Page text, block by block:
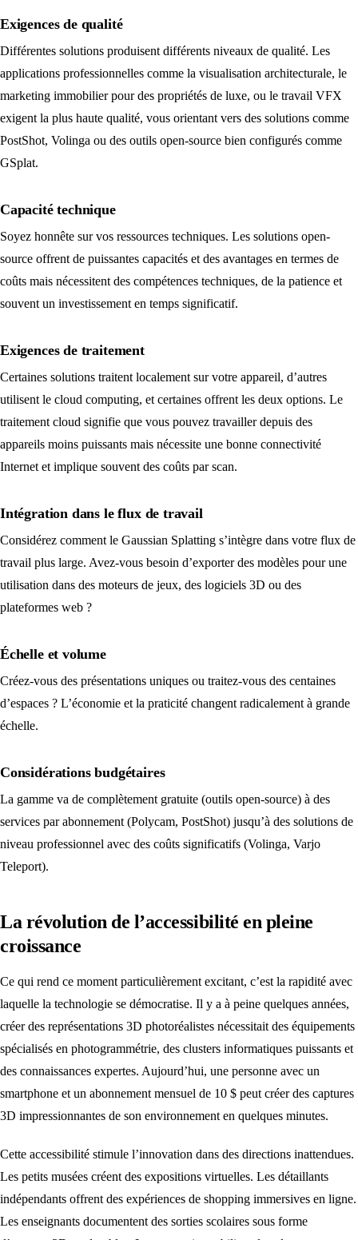
Exigences de qualité
Différentes solutions produisent différents niveaux de qualité. Les
applications professionnelles comme la visualisation architecturale, le
marketing immobilier pour des propriétés de luxe, ou le travail VFX
exigent la plus haute qualité, vous orientant vers des solutions comme
PostShot, Volinga ou des outils open-source bien configurés comme
GSplat.
Capacité technique
Soyez honnête sur vos ressources techniques. Les solutions open-
source offrent de puissantes capacités et des avantages en termes de
coûts mais nécessitent des compétences techniques, de la patience et
souvent un investissement en temps significatif.
Exigences de traitement
Certaines solutions traitent localement sur votre appareil, d’autres
utilisent le cloud computing, et certaines offrent les deux options. Le
traitement cloud signifie que vous pouvez travailler depuis des
appareils moins puissants mais nécessite une bonne connectivité
Internet et implique souvent des coûts par scan.
Intégration dans le flux de travail
Considérez comment le Gaussian Splatting s’intègre dans votre flux de
travail plus large. Avez-vous besoin d’exporter des modèles pour une
utilisation dans des moteurs de jeux, des logiciels 3D ou des
plateformes web ?
Échelle et volume
Créez-vous des présentations uniques ou traitez-vous des centaines
d’espaces ? L’économie et la praticité changent radicalement à grande
échelle.
Considérations budgétaires
La gamme va de complètement gratuite (outils open-source) à des
services par abonnement (Polycam, PostShot) jusqu’à des solutions de
niveau professionnel avec des coûts significatifs (Volinga, Varjo
Teleport).
La révolution de l’accessibilité en pleine
croissance
Ce qui rend ce moment particulièrement excitant, c’est la rapidité avec
laquelle la technologie se démocratise. Il y a à peine quelques années,
créer des représentations 3D photoréalistes nécessitait des équipements
spécialisés en photogrammétrie, des clusters informatiques puissants et
des connaissances expertes. Aujourd’hui, une personne avec un
smartphone et un abonnement mensuel de 10 $ peut créer des captures
3D impressionnantes de son environnement en quelques minutes.
Cette accessibilité stimule l’innovation dans des directions inattendues.
Les petits musées créent des expositions virtuelles. Les détaillants
indépendants offrent des expériences de shopping immersives en ligne.
Les enseignants documentent des sorties scolaires sous forme